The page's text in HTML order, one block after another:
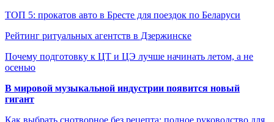
ТОП 5: прокатов авто в Бресте для поездок по Беларуси
Рейтинг ритуальных агентств в Дзержинске
Почему подготовку к ЦТ и ЦЭ лучше начинать летом, а не
осенью
В мировой музыкальной индустрии появится новый
гигант
Как выбрать снотворное без рецепта: полное руководство для